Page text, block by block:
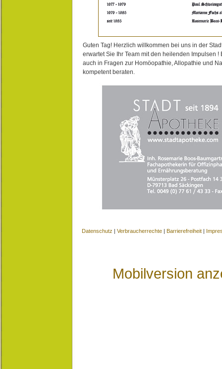
Guten Tag! Herzlich willkommen bei uns in der
erwartet Sie Ihr Team mit den heilenden Impulsen !
auch in Fragen zur Homöopathie, Allopathie und
kompetent beraten.
Datenschutz | Verbraucherrechte | Barrierefreiheit |
Mobilversion